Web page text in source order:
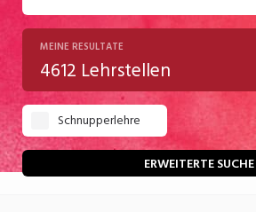
2028
Chemie/Pharma
Gastgewerbe
Gesundheit/Pflege/Soziales
Handwerk/Technik
MEINE RESULTATE
4612 Lehrstellen
Schnupperlehre
ERWEITERTE SUCHE